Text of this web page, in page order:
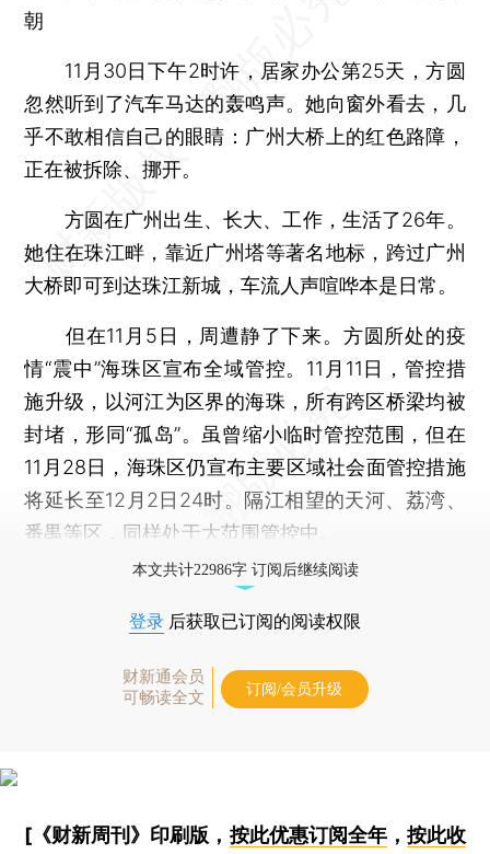
朝
11月30日下午2时许，居家办公第25天，方圆
忽然听到了汽车马达的轰鸣声。她向窗外看去，几
乎不敢相信自己的眼睛：广州大桥上的红色路障，
正在被拆除、挪开。
方圆在广州出生、长大、工作，生活了26年。
她住在珠江畔，靠近广州塔等著名地标，跨过广州
大桥即可到达珠江新城，车流人声喧哗本是日常。
但在11月5日，周遭静了下来。方圆所处的疫
情“震中”海珠区宣布全域管控。11月11日，管控措
施升级，以河江为区界的海珠，所有跨区桥梁均被
封堵，形同“孤岛”。虽曾缩小临时管控范围，但在
11月28日，海珠区仍宣布主要区域社会面管控措施
将延长至12月2日24时。隔江相望的天河、荔湾、
番禺等区，同样处于大范围管控中。
本文共计22986字 订阅后继续阅读
登录 后获取已订阅的阅读权限
财新通会员
可畅读全文
订阅/会员升级
[《财新周刊》印刷版， 按此优惠订阅全年， 按此收